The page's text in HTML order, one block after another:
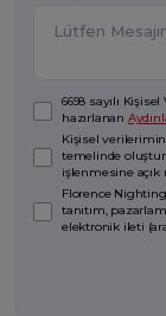
6698 sayılı
hazırlanan
Kişisel
temelinde
işlenmesine açık
Florence
tanıtım,
elektronik ileti